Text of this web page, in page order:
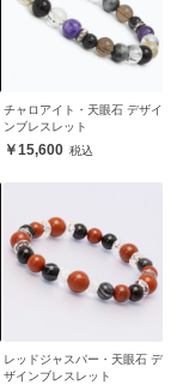
チャロアイト・天眼石 デザイ
ンブレスレット
15,600
レッドジャスパー・天眼石 デ
ザインブレスレット